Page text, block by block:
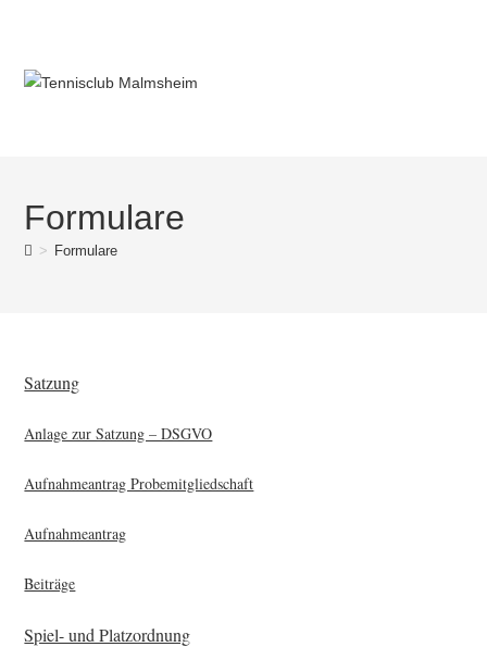
Formulare
> Formulare
Satzung
Anlage zur Satzung – DSGVO
Aufnahmeantrag Probemitgliedschaft
Aufnahmeantrag
Beiträge
Spiel- und Platzordnung